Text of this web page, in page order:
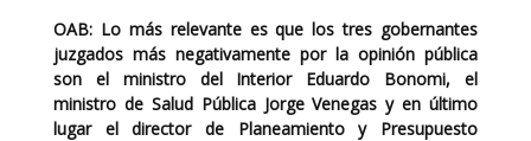
OAB: Lo más relevante es que los tres gobernantes
juzgados más negativamente por la opinión pública
son el ministro del Interior Eduardo Bonomi, el
ministro de Salud Pública Jorge Venegas y en último
lugar el director de Planeamiento y Presupuesto